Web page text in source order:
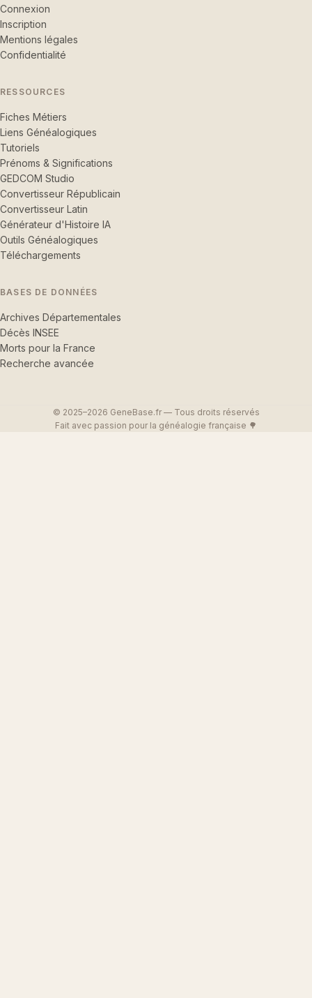
Connexion
Inscription
Mentions légales
Confidentialité
RESSOURCES
Fiches Métiers
Liens Généalogiques
Tutoriels
Prénoms & Significations
GEDCOM Studio
Convertisseur Républicain
Convertisseur Latin
Générateur d'Histoire IA
Outils Généalogiques
Téléchargements
BASES DE DONNÉES
Archives Départementales
Décès INSEE
Morts pour la France
Recherche avancée
© 2025–2026 GeneBase.fr — Tous droits réservés
Fait avec passion pour la généalogie française 🌳